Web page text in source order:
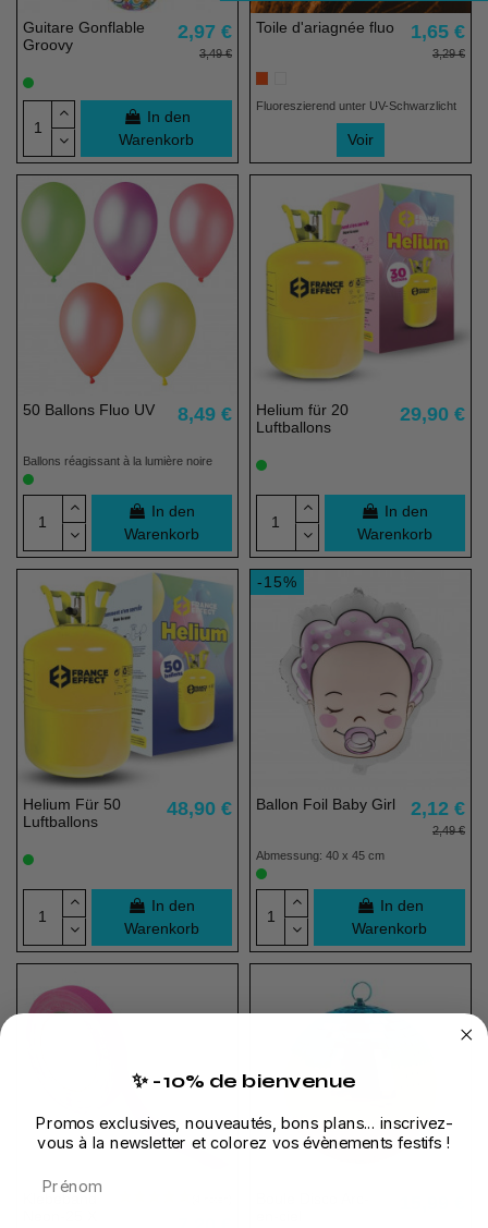
Guitare Gonflable
Groovy
2,97 €
3,49 €
In den
Warenkorb
Toile d'ariagnée fluo 1,65 €
3,29 €
Fluoreszierend unter UV-Schwarzlicht
Voir
50 Ballons Fluo UV 8,49 €
Ballons réagissant à la lumière noire
In den
Warenkorb
Helium für 20
Luftballons
29,90 €
In den
Warenkorb
Helium Für 50
Luftballons
48,90 €
In den
Warenkorb
-15%
Ballon Foil Baby Girl 2,12 €
2,49 €
Abmessung: 40 x 45 cm
In den
Warenkorb
✨ -10% de bienvenue
Promos exclusives, nouveautés, bons plans... inscrivez-
vous à la newsletter et colorez vos évènements festifs !